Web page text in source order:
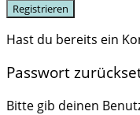
Registrieren
Hast du bereits ein
Passwort
Bitte gib deinen